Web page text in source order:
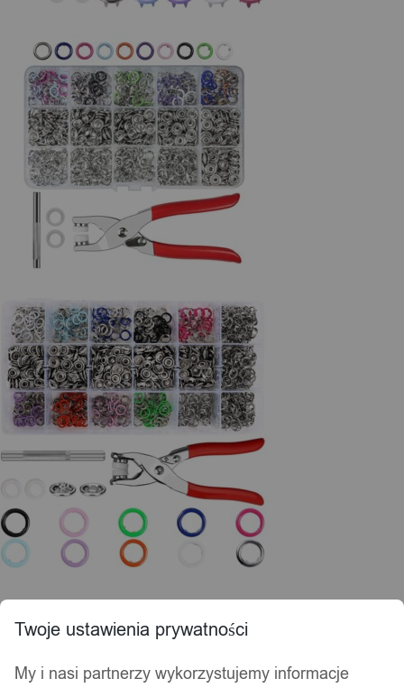
Twoje ustawienia prywatności
My i nasi partnerzy wykorzystujemy informacje